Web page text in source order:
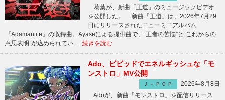
葛葉が、新曲「王道」のミュージックビデオ
を公開した。 新曲「王道」は、2026年7月29
日にリリースされたニューミニアルバム
『Adamantite』の収録曲。Ayaseによる提供曲で、“王者の苦悩”と“これからの
意思表明”が込められてい … 続きを読む
Ado、ビビッドでエネルギッシュな「モ
ンストロ」MV公開
Ｊ－ＰＯＰ
2026年8月8日
Adoが、新曲「モンストロ」を配信リリース